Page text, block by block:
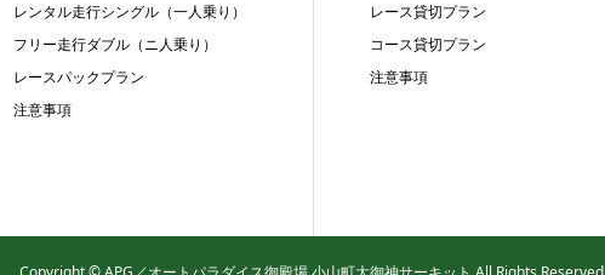
レンタル走行シングル（一人乗り）
フリー走行ダブル（ニ人乗り）
レースパックプラン
注意事項
レース貸切プラン
コース貸切プラン
注意事項